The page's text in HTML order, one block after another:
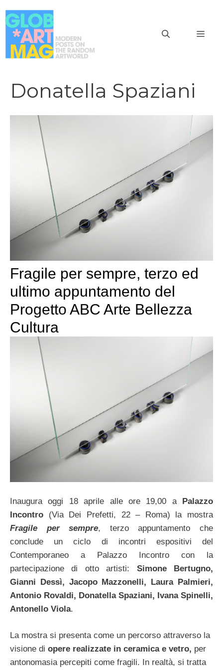
al
contenuto
Donatella Spaziani
Fragile per sempre, terzo ed
ultimo appuntamento del
Progetto ABC Arte Bellezza
Cultura
Inaugura oggi 18 aprile alle ore 19,00 a Palazzo
Incontro (Via Dei Prefetti, 22 – Roma) la mostra
Fragile per sempre, terzo appuntamento che
conclude un ciclo di incontri espositivi del
Contemporaneo a Palazzo Incontro con la
partecipazione di otto artisti: Simone Bertugno,
Gianni Dessì, Jacopo Mazzonelli, Laura Palmieri,
Antonio Rovaldi, Donatella Spaziani, Ivana Spinelli,
Antonello Viola.
La mostra si presenta come un percorso attraverso la
visione di opere realizzate in ceramica e vetro, per
antonomasia percepiti come fragili. In realtà, si tratta